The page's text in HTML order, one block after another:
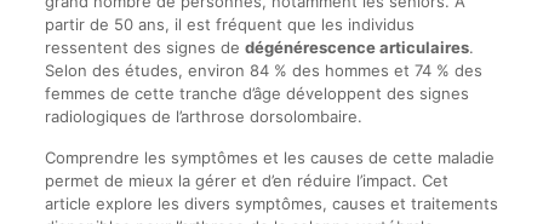
partir de 50 ans, il est fréquent que les individus
ressentent des signes de dégénérescence articulaires.
Selon des études, environ 84 % des hommes et 74 % des
femmes de cette tranche d’âge développent des signes
radiologiques de l’arthrose dorsolombaire.
Comprendre les symptômes et les causes de cette maladie
permet de mieux la gérer et d’en réduire l’impact. Cet
article explore les divers symptômes, causes et traitements